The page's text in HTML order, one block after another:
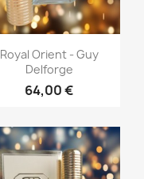
Aperçu rapide
Royal Orient - Guy
Delforge
64,00 €